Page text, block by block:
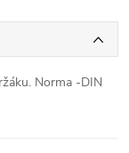
Norma -DIN